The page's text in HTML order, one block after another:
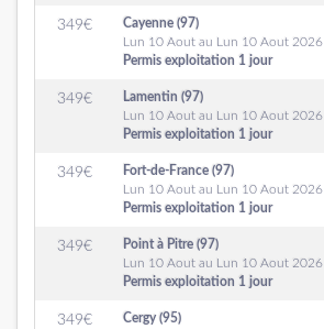
349€
Cayenne (97)
Lun 10 Aout au Lun 10 Aout 2026
Permis exploitation 1 jour
349€
Lamentin (97)
Lun 10 Aout au Lun 10 Aout 2026
Permis exploitation 1 jour
349€
Fort-de-France (97)
Lun 10 Aout au Lun 10 Aout 2026
Permis exploitation 1 jour
349€
Point à Pitre (97)
Lun 10 Aout au Lun 10 Aout 2026
Permis exploitation 1 jour
349€
Cergy (95)